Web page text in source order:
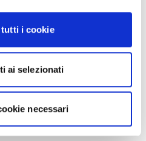
i cookie
ai selezionati
necessari